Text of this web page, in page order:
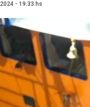
- 19.33.hs